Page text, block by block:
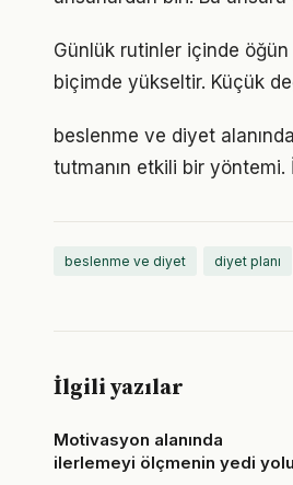
Günlük rutinler içinde
biçimde yükseltir. Küçük
beslenme ve diyet
tutmanın etkili bir
beslenme ve diyet diyet planı
İlgili yazılar
Motivasyon alanında
ilerlemeyi ölçmenin yedi yolu